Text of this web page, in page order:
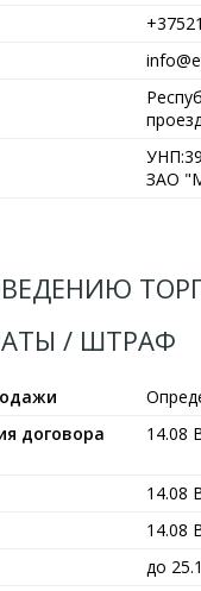
ЗАО
/ ШТРАФ
договора
14.08
14.08
14.08
до